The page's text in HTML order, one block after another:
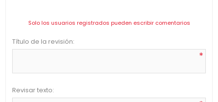
Solo los usuarios registrados pueden escribir comentarios
Título de la revisión:
*
Revisar texto: